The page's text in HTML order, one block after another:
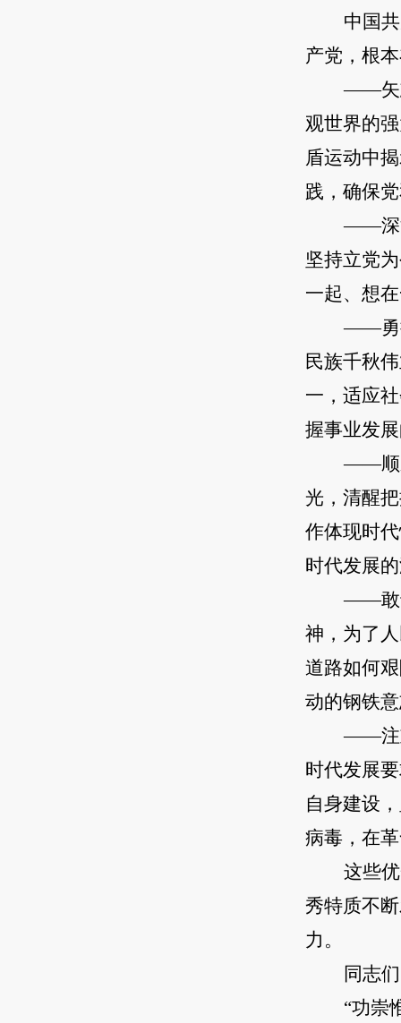
中国
产党，根
——矢
观世界的
盾运动中
践，确保
——深
坚持立党
一起、想
——勇
民族千秋
一，适应
握事业发
——顺
光，清醒
作体现时
时代发展
——敢
神，为了
道路如何
动的钢铁
——注
时代发展
自身建设
病毒，在
这些
秀特质不
力。
同志
“功崇